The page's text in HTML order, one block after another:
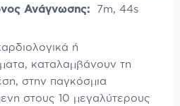
Ανάγνωσης: 7m, 44s
ή
καταλαμβάνουν τη
στην παγκόσμια
στους 10 μεγαλύτερους